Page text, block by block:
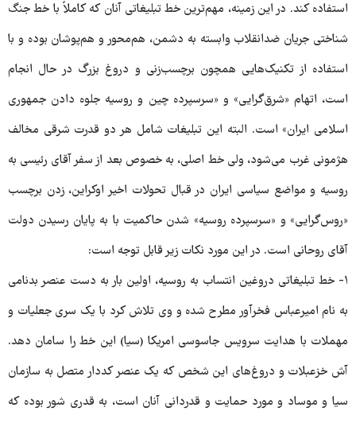
استفاده کند. در این زمینه، مهم‌ترین خط تبلیغاتی آنان که کاملاً با خط جنگ
شناختی جریان ضدانقلاب وابسته به دشمن، هم‌محور و هم‌پوشان بوده و با
استفاده از تکنیک‌هایی همچون برچسب‌زنی و دروغ بزرگ در حال انجام
است، اتهام «شرق‌گرایی» و «سرسپرده چین و روسیه جلوه دادن جمهوری
اسلامی ایران» است. البته این تبلیغات شامل هر دو قدرت شرقی مخالف
هژمونی غرب می‌شود، ولی خط اصلی، به خصوص بعد از سفر آقای رئیسی به
روسیه و مواضع سیاسی ایران در قبال تحولات اخیر اوکراین، زدن برچسب
«روس‌گرایی» و «سرسپرده روسیه» شدن حاکمیت با به پایان رسیدن دولت
آقای روحانی است. در این مورد نکات زیر قابل توجه است:
۱- خط تبلیغاتی دروغین انتساب به روسیه، اولین بار به دست عنصر بدنامی
به نام امیرعباس فخرآور مطرح شده و وی تلاش کرد با یک سری جعلیات و
مهملات با هدایت سرویس جاسوسی امریکا (سیا) این خط را سامان دهد.
آش خزعبلات و دروغ‌های این شخص که یک عنصر کددار متصل به سازمان
سیا و موساد و مورد حمایت و قدردانی آنان است، به قدری شور بوده که